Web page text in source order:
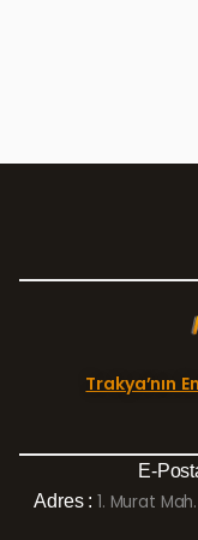
Trakya’nın
E-
Adres : 1. Murat